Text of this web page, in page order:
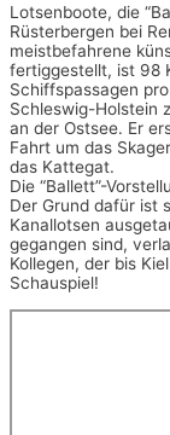
Lotsenboote, die
Rüsterbergen bei
meistbefahrene
fertiggestellt, ist 98
Schiffspassagen
Schleswig-Holstein
an der Ostsee. Er
Fahrt um das
das Kattegat.
Die “Ballett”-
Der Grund dafür ist
Kanallotsen
gegangen sind,
Kollegen, der bis
Schauspiel!